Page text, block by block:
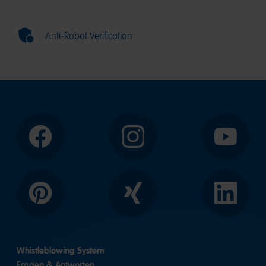
Anti-Robot Verification
Facebook Instagram YouTube
Pinterest Xing LinkedIn
Whistleblowing System